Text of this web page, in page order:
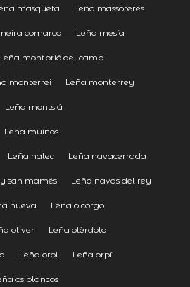
masquefa Leña massoteres
comarca Leña mesía
Leña montbrió del camp
monterrei Leña monterrey
Leña montsiá
Leña muíños
Leña nalec Leña navacerrada
san mamés Leña navas del rey
nueva Leña o corgo
oliver Leña olèrdola
Leña orol Leña orpí
os blancos